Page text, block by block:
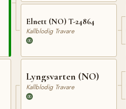
Elnett (NO) T-24864
Kallblodig Travare
Lyngsvarten (NO)
Kallblodig Travare